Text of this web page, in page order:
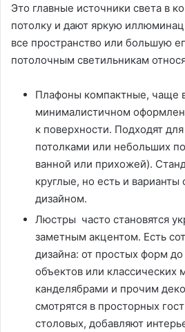
Это главные источники света в
потолку и дают яркую
все пространство или большую
потолочным светильникам
Плафоны компактные, чаще
минималистичном
к поверхности. Подходят
потолками или небольших
ванной или прихожей).
круглые, но есть и
дизайном.
Люстры часто становятся
заметным акцентом. Есть
дизайна: от простых форм
объектов или классических
канделябрами и прочим
смотрятся в просторных
столовых, добавляют